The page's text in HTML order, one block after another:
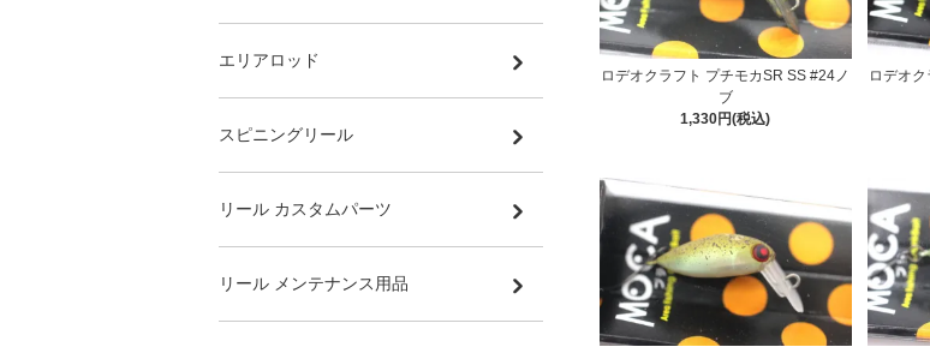
ロデオクラフト プチモカSR SS #24ノ
ブ
1,330円(税込)
ロデオ
エリアロッド
スピニングリール
リール カスタムパーツ
リール メンテナンス用品